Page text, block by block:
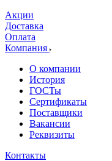
Акции
Доставка
Оплата
Компания
О компании
История
ГОСТы
Сертификаты
Поставщики
Вакансии
Реквизиты
Контакты